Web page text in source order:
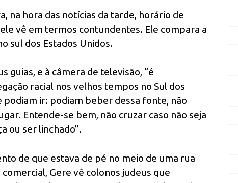
na hora das notícias da tarde, horário de
vê em termos contundentes. Ele compara a
sul dos Estados Unidos.
guias, e à câmera de televisão, “é
racial nos velhos tempos no Sul dos
podiam ir: podiam beber dessa fonte, não
Entende-se bem, não cruzar caso não seja
ou ser linchado”.
de que estava de pé no meio de uma rua
Gere vê colonos judeus que